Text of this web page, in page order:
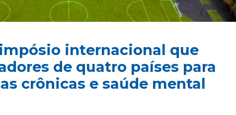
internacional que
de quatro países para
crônicas e saúde mental